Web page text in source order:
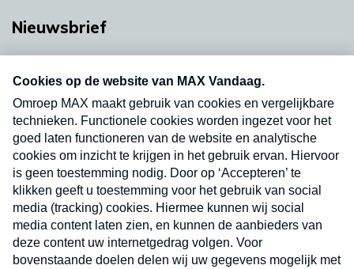
Nieuwsbrief
nieuwsbrief. Elke vrijdag- en dinsdagochtend in
uw mailbox.
Verzend